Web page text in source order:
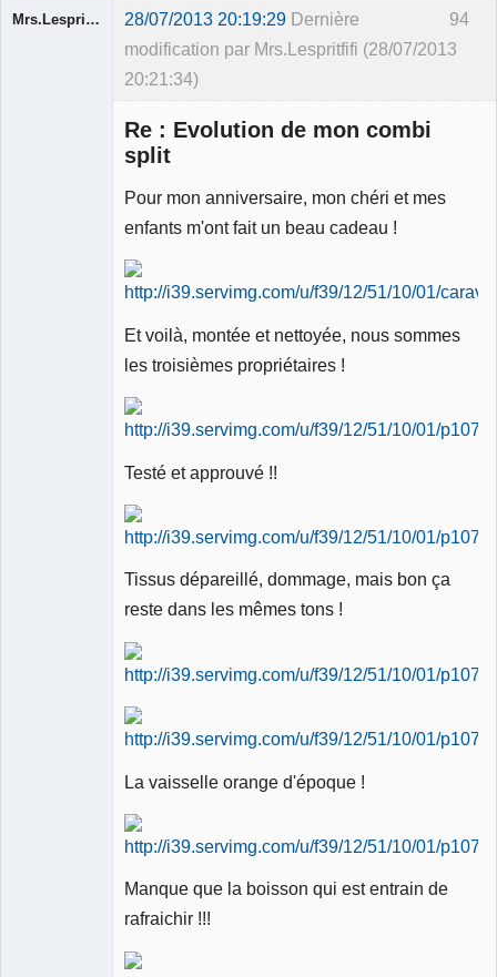
94
Mrs.Lespritfifi 28/07/2013 20:19:29 Dernière
modification par Mrs.Lespritfifi (28/07/2013
20:21:34)
Re : Evolution de mon combi
split
Pour mon anniversaire, mon chéri et mes
enfants m'ont fait un beau cadeau !
Et voilà, montée et nettoyée, nous sommes
les troisièmes propriétaires !
Testé et approuvé !!
Tissus dépareillé, dommage, mais bon ça
reste dans les mêmes tons !
La vaisselle orange d'époque !
Manque que la boisson qui est entrain de
rafraichir !!!